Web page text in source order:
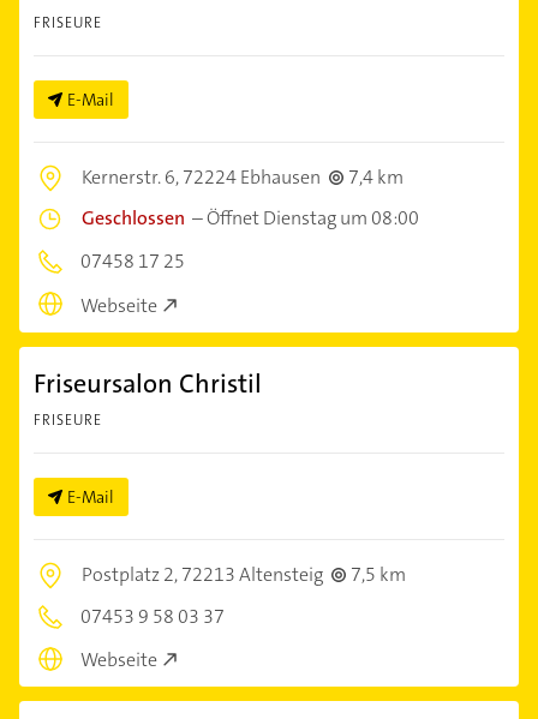
FRISEURE
E-Mail
Kernerstr. 6,72224 Ebhausen
7,4 km
Geschlossen –Öffnet Dienstag um 08:00
07458 17 25
Webseite
Friseursalon Christil
FRISEURE
E-Mail
Postplatz 2,72213 Altensteig
7,5 km
07453 9 58 03 37
Webseite